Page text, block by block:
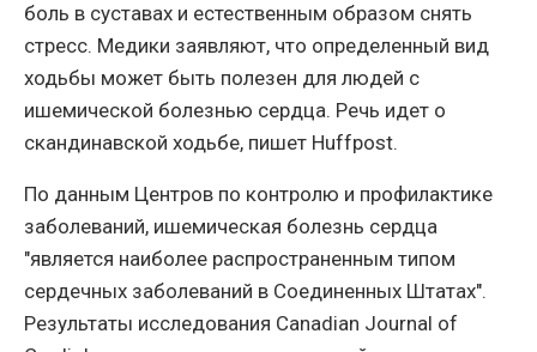
боль в суставах и естественным образом снять
стресс. Медики заявляют, что определенный вид
ходьбы может быть полезен для людей с
ишемической болезнью сердца. Речь идет о
скандинавской ходьбе, пишет Huffpost.
По данным Центров по контролю и профилактике
заболеваний, ишемическая болезнь сердца
"является наиболее распространенным типом
сердечных заболеваний в Соединенных Штатах".
Результаты исследования Canadian Journal of